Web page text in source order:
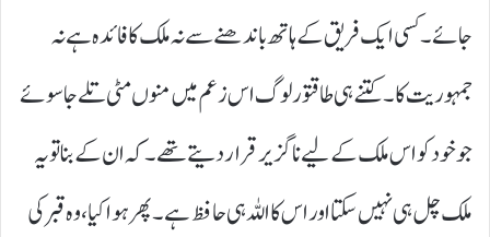
جائے۔ کسی ایک فریق کے ہاتھ باندھنے سے نہ ملک کا فائدہ ہے نہ
جمہوریت کا۔ کتنے ہی طاقتور لوگ اس زعم میں منوں مٹی تلے جا سوئے
جو خود کو اس ملک کے لیے ناگزیر قرار دیتے تھے۔ کہ ان کے بنا تو یہ
ملک چل ہی نہیں سکتا اور اس کا اللہ ہی حافظ ہے۔ پھر ہوا کیا، وہ قبر کی